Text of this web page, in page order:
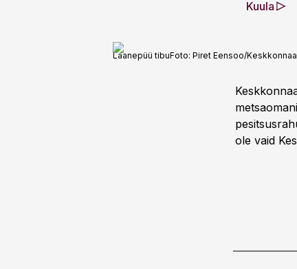
Kuula
Laanepüü tibuFoto: Piret Eensoo/
ole vaid